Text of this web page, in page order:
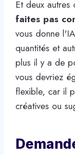
Et deux
faites pas
vous donne
quantités et
plus il y a de
vous devriez
flexible, car il
créatives ou